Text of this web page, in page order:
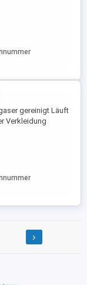
gereinigt Läuft
Verkleidung
›